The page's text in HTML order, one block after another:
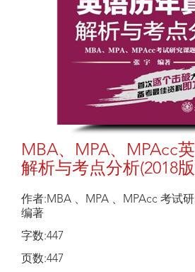
MBA、MPA、MPAcc
解析与考点分析(2018
作者:MBA 、MPA 、MPAcc 考试
编著
字数:447
页数:447